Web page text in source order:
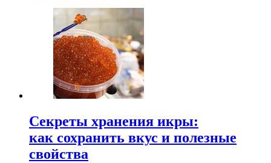
Секреты хранения икры:
как сохранить вкус и полезные
свойства